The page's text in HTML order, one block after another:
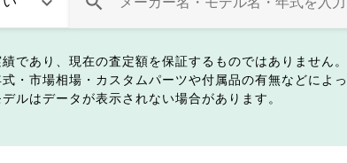
であり、現在の査定額を保証するものではありません。
・市場相場・カスタムパーツや付属品の有無などによっ
ルはデータが表示されない場合があります。